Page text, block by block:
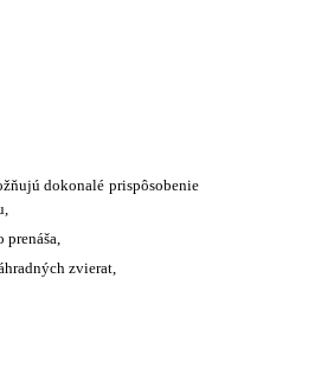
dokonalé prispôsobenie
prenáša,
zvierat,